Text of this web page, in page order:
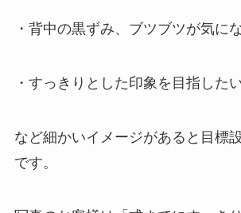
・背中の黒ずみ、ブツブツが気に
・すっきりとした印象を目指した
など細かいイメージがあると目標
です。